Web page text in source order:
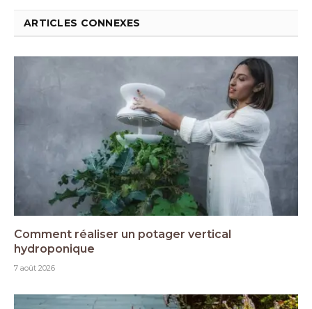
ARTICLES CONNEXES
Comment réaliser un potager vertical
hydroponique
7 août 2026